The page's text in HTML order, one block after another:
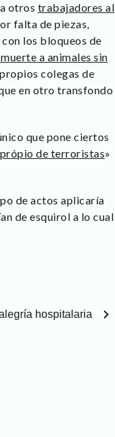
otros trabajadores al
falta de piezas,
los bloqueos de
a animales sin
colegas de
en otro transfondo
que pone ciertos
própio de terroristas»
de actos aplicaría
de esquirol a lo cual
hospitalaria chevron_right